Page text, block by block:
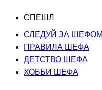
СПЕШЛ
СЛЕДУЙ ЗА ШЕФОМ
ПРАВИЛА ШЕФА
ДЕТСТВО ШЕФА
ХОББИ ШЕФА